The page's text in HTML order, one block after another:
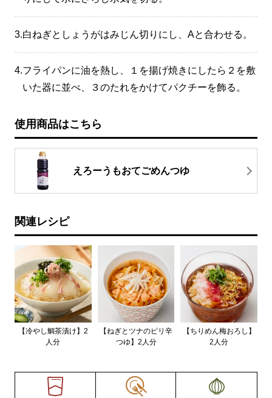
3.白ねぎとしょうがはみじん切りにし、Aと合わせる。
4.フライパンに油を熱し、１を揚げ焼きにしたら２を敷
いた器に並べ、３のたれをかけてパクチーを飾る。
使用商品はこちら
えろーうもおてごめんつゆ
関連レシピ
【冷やし鯛茶漬け】2
人分
【ねぎとツナのピリ辛
つゆ】2人分
【ちりめん梅おろし】
2人分